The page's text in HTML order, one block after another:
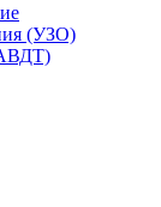
(УЗО)